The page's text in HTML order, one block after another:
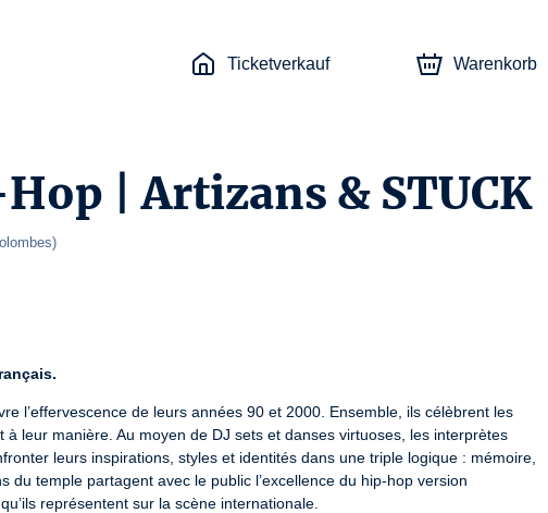
Ticketverkauf Warenkorb
| Artizans & STUCK
)
l’effervescence de leurs années 90 et 2000. Ensemble, ils célèbrent les
à leur manière. Au moyen de DJ sets et danses virtuoses, les interprètes
leurs inspirations, styles et identités dans une triple logique : mémoire,
du temple partagent avec le public l’excellence du hip-hop version
représentent sur la scène internationale.